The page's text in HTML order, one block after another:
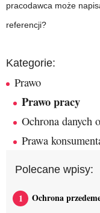
pracodawca może
referencji?
Kategorie:
Prawo
Prawo pracy
Ochrona danych
Prawa
Polecane wpisy:
Ochrona